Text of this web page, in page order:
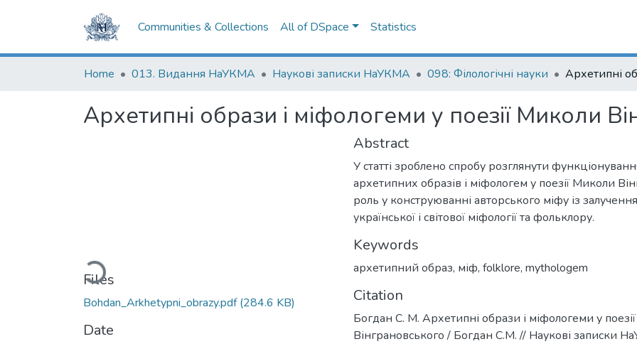
Communities & Collections All of DSpace Statistics
Home 013. Видання НаУКМА Наукові записки НаУКМА 098: Філологічні науки
Архетипні образи і міфологеми у поезії Миколи
Loading...
Files
Bohdan_Arkhetypni_obrazy.pdf(284.6 KB)
Date
Abstract
У статті зроблено спробу розглянути
архетипних образів і міфологем у поезії Миколи
роль у конструюванні авторського міфу із
української і світової міфології та фольклору.
Keywords
архетипний образ, міф, folklore, mythologem
Citation
Богдан С. М. Архетипні образи і міфологеми у
Вінграновського / Богдан С.М. // Наукові записки